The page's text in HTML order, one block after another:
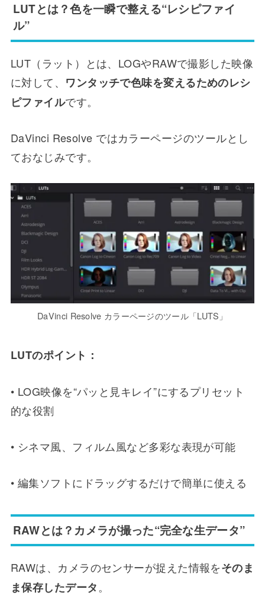
LUTとは？色を一瞬で整える“レシピファイ
ル”
LUT（ラット）とは、LOGやRAWで撮影した映像
に対して、 ワンタッチで色味を変えるためのレシ
ピファイルです。
DaVinci Resolve ではカラーページのツールとし
ておなじみです。
DaVinci Resolve カラーページのツール「LUTS」
LUTのポイント：
• LOG映像を“パッと見キレイ”にするプリセット
的な役割
• シネマ風、フィルム風など多彩な表現が可能
• 編集ソフトにドラッグするだけで簡単に使える
RAWとは？カメラが撮った“完全な生データ”
RAWは、カメラのセンサーが捉えた情報をそのま
ま保存したデータ。